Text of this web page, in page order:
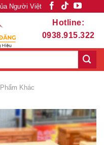
Người Việt
Hotline:
0938.915.322
Khác